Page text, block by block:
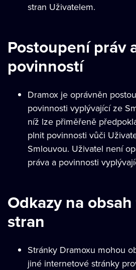
stran Uživatelem.
Postoupení práv
povinností
Dramox je oprávněn
povinnosti vyplývající ze
níž lze přiměřeně
plnit povinnosti vůči
Smlouvou. Uživatel není
práva a povinnosti
Odkazy na
stran
Stránky Dramoxu mohou
jiné internetové stránky